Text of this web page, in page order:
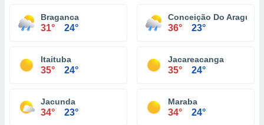
Braganca
31° 24°
Conceição Do Araguaia
36° 23°
Itaituba
35° 24°
Jacareacanga
35° 24°
Jacunda
34° 23°
Maraba
34° 24°